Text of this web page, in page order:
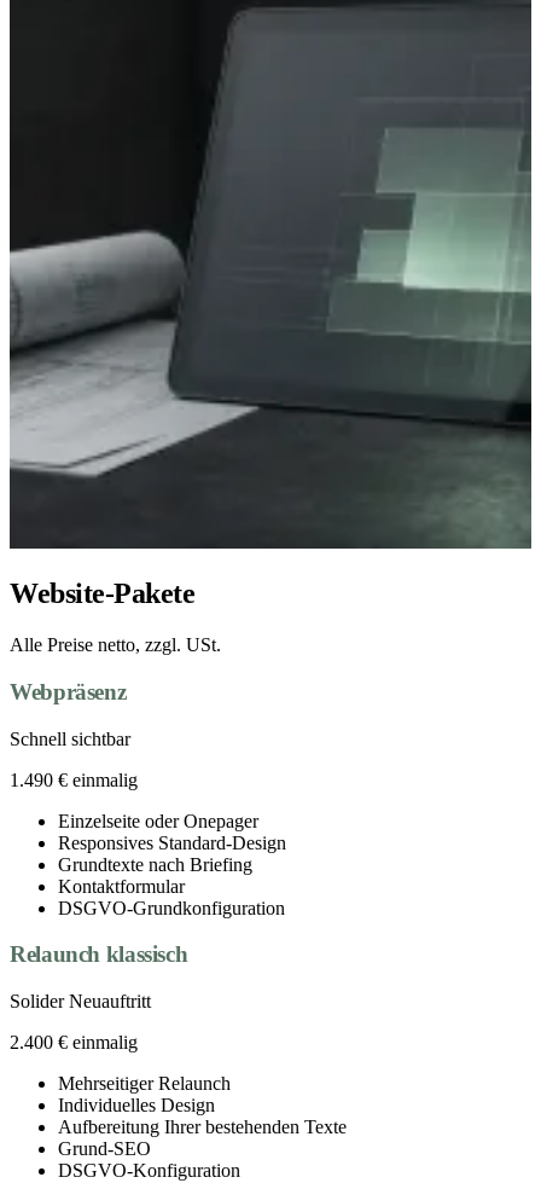
Website-Pakete
Alle Preise netto, zzgl. USt.
Webpräsenz
Schnell sichtbar
1.490 € einmalig
Einzelseite oder Onepager
Responsives Standard-Design
Grundtexte nach Briefing
Kontaktformular
DSGVO-Grundkonfiguration
Relaunch klassisch
Solider Neuauftritt
2.400 € einmalig
Mehrseitiger Relaunch
Individuelles Design
Aufbereitung Ihrer bestehenden Texte
Grund-SEO
DSGVO-Konfiguration